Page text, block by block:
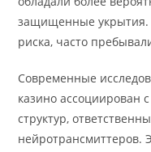
защищенные укрытия.
риска, часто
Современные
казино ассоциирован
структур,
нейротрансмиттеров.